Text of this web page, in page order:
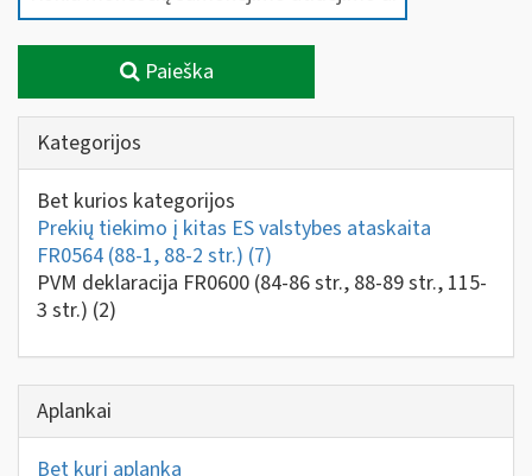
Paieška
Kategorijos
Bet kurios kategorijos
Prekių tiekimo į kitas ES valstybes ataskaita
FR0564 (88-1, 88-2 str.) (7)
PVM deklaracija FR0600 (84-86 str., 88-89 str., 115-
3 str.) (2)
Aplankai
Bet kurį aplanką